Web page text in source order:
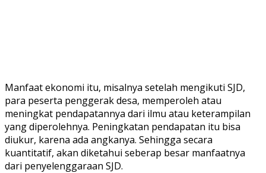
Manfaat ekonomi itu, misalnya setelah mengikuti SJD,
para peserta penggerak desa, memperoleh atau
meningkat pendapatannya dari ilmu atau keterampilan
yang diperolehnya. Peningkatan pendapatan itu bisa
diukur, karena ada angkanya. Sehingga secara
kuantitatif, akan diketahui seberap besar manfaatnya
dari penyelenggaraan SJD.